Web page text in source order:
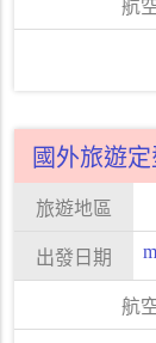
國外旅遊